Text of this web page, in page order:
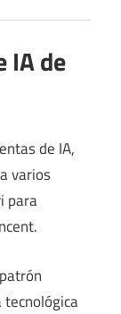
IA de
de IA,
varios
para